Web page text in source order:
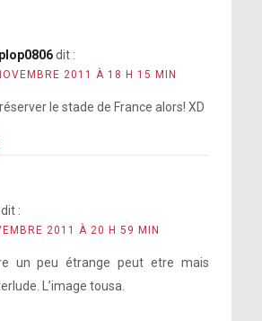
dit :
2011 À 18 H 15 MIN
le stade de France alors! XD
dit :
2011 À 20 H 59 MIN
un peu étrange peut etre mais
L’image tousa.